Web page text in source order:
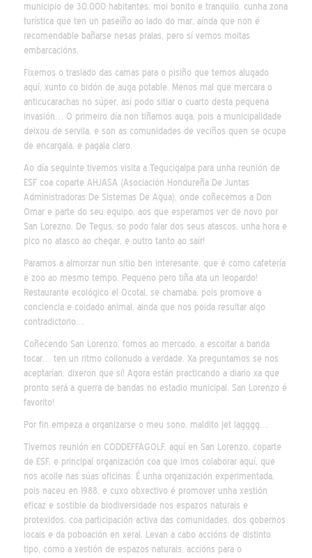
municipio de 30.000 habitantes, moi bonito e tranquilo, cunha zona
turística que ten un paseíño ao lado do mar, aínda que non é
recomendable bañarse nesas praias, pero sí vemos moitas
embarcacións.
Fixemos o traslado das camas para o pisiño que temos alugado
aquí, xunto co bidón de auga potable. Menos mal que mercara o
anticucarachas no súper, así podo sitiar o cuarto desta pequena
invasión… O primeiro día non tiñamos auga, pois a municipalidade
deixou de servila, e son as comunidades de veciños quen se ocupa
de encargala, e pagala claro.
Ao día seguinte tivemos visita a Tegucigalpa para unha reunión de
ESF coa coparte AHJASA (Asociación Hondureña De Juntas
Administradoras De Sistemas De Agua), onde coñecemos a Don
Omar e parte do seu equipo, aos que esperamos ver de novo por
San Lorezno. De Tegus, so podo falar dos seus atascos, unha hora e
pico no atasco ao chegar, e outro tanto ao saír!
Paramos a almorzar nun sitio ben interesante, que é como cafetería
e zoo ao mesmo tempo. Pequeno pero tiña ata un leopardo!
Restaurante ecológico el Ocotal, se chamaba, pois promove a
conciencia e coidado animal, ainda que nos poida resultar algo
contradictorio…
Coñecendo San Lorenzo, fomos ao mercado, a escoitar a banda
tocar… ten un ritmo collonudo a verdade. Xa preguntamos se nos
aceptarían, dixeron que sí! Agora están practicando a diario xa que
pronto será a guerra de bandas no estadio municipal. San Lorenzo é
favorito!
Por fin empeza a organizarse o meu sono, maldito jet lagggg…
Tivemos reunión en CODDEFFAGOLF, aquí en San Lorenzo, coparte
de ESF, e principal organización coa que imos colaborar aquí, que
nos acolle nas súas oficinas. É unha organización experimentada,
pois naceu en 1988, e cuxo obxectivo é promover unha xestión
eficaz e sostible da biodiversidade nos espazos naturais e
protexidos, coa participación activa das comunidades, dos gobernos
locais e da poboación en xeral. Levan a cabo accións de distinto
tipo, como a xestión de espazos naturais, accións para o